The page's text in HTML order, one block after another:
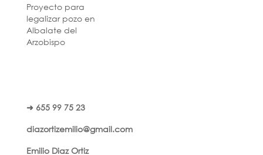
Proyecto para
legalizar pozo en
Albalate del
Arzobispo
➜ 655 99 75 23
diazortizemilio@gmail.com
Emilio Diaz Ortiz